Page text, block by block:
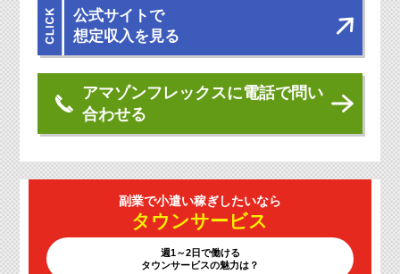
公式サイトで
想定収入を見る
アマゾンフレックスに電話で問い
合わせる
副業で小遣い稼ぎしたいなら
タウンサービス
週1～2日で働ける
タウンサービスの魅力は？